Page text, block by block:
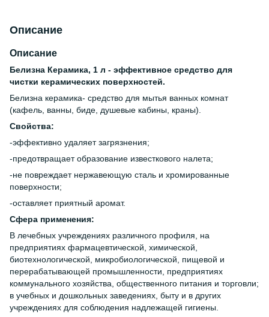
Описание
Описание
Белизна Керамика, 1 л - эффективное средство для
чистки керамических поверхностей.
Белизна керамика- средство для мытья ванных комнат
(кафель, ванны, биде, душевые кабины, краны).
Свойства:
-эффективно удаляет загрязнения;
-предотвращает образование известкового налета;
-не повреждает нержавеющую сталь и хромированные
поверхности;
-оставляет приятный аромат.
Сфера применения:
В лечебных учреждениях различного профиля, на
предприятиях фармацевтической, химической,
биотехнологической, микробиологической, пищевой и
перерабатывающей промышленности, предприятиях
коммунального хозяйства, общественного питания и торговли;
в учебных и дошкольных заведениях, быту и в других
учреждениях для соблюдения надлежащей гигиены.